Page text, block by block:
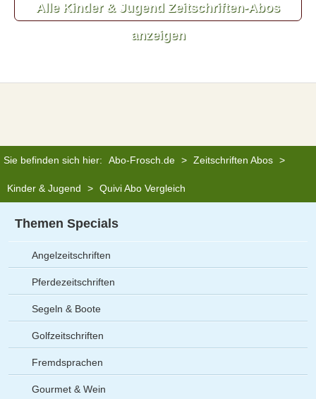
Alle Kinder & Jugend Zeitschriften-Abos
anzeigen
Sie befinden sich hier: Abo-Frosch.de > Zeitschriften Abos >
Kinder & Jugend > Quivi Abo Vergleich
Themen Specials
Angelzeitschriften
Pferdezeitschriften
Segeln & Boote
Golfzeitschriften
Fremdsprachen
Gourmet & Wein